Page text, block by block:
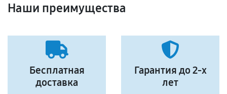
Наши преимущества
Бесплатная
доставка
Гарантия до 2-х
лет